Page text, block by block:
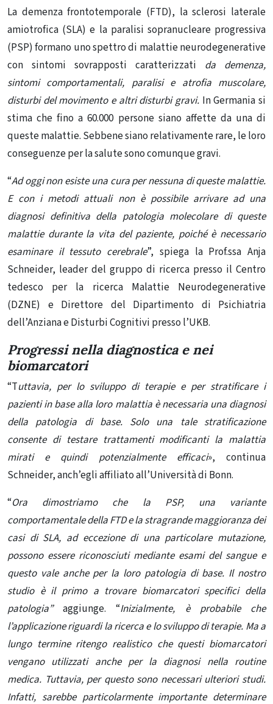
La demenza frontotemporale (FTD), la sclerosi laterale
amiotrofica (SLA) e la paralisi sopranucleare progressiva
(PSP) formano uno spettro di malattie neurodegenerative
con sintomi sovrapposti caratterizzati da demenza,
sintomi comportamentali, paralisi e atrofia muscolare,
disturbi del movimento e altri disturbi gravi. In Germania si
stima che fino a 60.000 persone siano affette da una di
queste malattie. Sebbene siano relativamente rare, le loro
conseguenze per la salute sono comunque gravi.
“Ad oggi non esiste una cura per nessuna di queste malattie.
E con i metodi attuali non è possibile arrivare ad una
diagnosi definitiva della patologia molecolare di queste
malattie durante la vita del paziente, poiché è necessario
esaminare il tessuto cerebrale”, spiega la Prof.ssa Anja
Schneider, leader del gruppo di ricerca presso il Centro
tedesco per la ricerca Malattie Neurodegenerative
(DZNE) e Direttore del Dipartimento di Psichiatria
dell’Anziana e Disturbi Cognitivi presso l’UKB.
Progressi nella diagnostica e nei
biomarcatori
“Tuttavia, per lo sviluppo di terapie e per stratificare i
pazienti in base alla loro malattia è necessaria una diagnosi
della patologia di base. Solo una tale stratificazione
consente di testare trattamenti modificanti la malattia
mirati e quindi potenzialmente efficaci», continua
Schneider, anch’egli affiliato all’Università di Bonn.
“Ora dimostriamo che la PSP, una variante
comportamentale della FTD e la stragrande maggioranza dei
casi di SLA, ad eccezione di una particolare mutazione,
possono essere riconosciuti mediante esami del sangue e
questo vale anche per la loro patologia di base. Il nostro
studio è il primo a trovare biomarcatori specifici della
patologia”aggiunge.“Inizialmente, è probabile che
l’applicazione riguardi la ricerca e lo sviluppo di terapie. Ma a
lungo termine ritengo realistico che questi biomarcatori
vengano utilizzati anche per la diagnosi nella routine
medica. Tuttavia, per questo sono necessari ulteriori studi.
Infatti, sarebbe particolarmente importante determinare